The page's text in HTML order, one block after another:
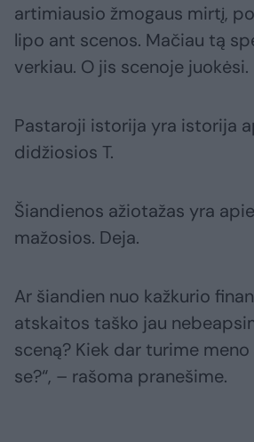
artimiausio žmogaus mirtį,
lipo ant scenos. Mačiau tą
verkiau. O jis scenoje juokėsi.
Pastaroji istorija yra istorija
didžiosios T.
Šiandienos ažiotažas yra
mažosios. Deja.
Ar šiandien nuo kažkurio
atskaitos taško jau
sceną? Kiek dar turime
se?“, – rašoma pranešime.